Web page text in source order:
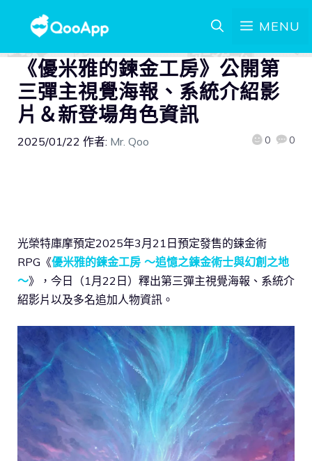
MENU
《優米雅的鍊金工房》公開第
三彈主視覺海報、系統介紹影
片＆新登場角色資訊
2025/01/22 作者: Mr. Qoo 0 0
光榮特庫摩預定2025年3月21日預定發售的鍊金術
RPG《優米雅的鍊金工房 ～追憶之鍊金術士與幻創之地
～》，今日（1月22日）釋出第三彈主視覺海報、系統介
紹影片以及多名追加人物資訊。